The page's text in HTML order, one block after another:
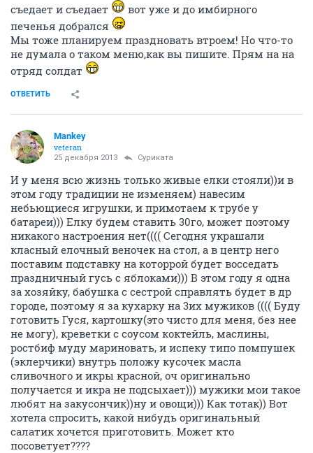
съедает и съедает
вот уже и до имбирного
печенья добрался
Мы тоже планируем праздновать втроем! Но что-то
не думала о таком меню,как вы пишите. Прям на на
отряд солдат
ОТВЕТИТЬ
Mankey
veteran
25 декабря 2013 Суриката
И у меня всю жизнь только живые елки стояли))и в
этом году традиции не изменяем) навесим
небьющиеся игрушки, и примотаем к трубе у
батареи))) Елку будем ставить 30го, может поэтому
никакого настроения нет(((( Сегодня украшали
класный елочный веночек на стол, а в центр него
поставим подставку на которрой будет восседать
праздничный гусь с яблоками))) В этом году я одна
за хозяйку, бабушка с сестрой справлять будет в др
городе, поэтому я за кухарку на 3их мужиков (((( Буду
готовить Гуся, картошку(это чисто для меня, без нее
не могу), креветки с соусом коктейль, маслины,
ростбиф муду мариновать, и испеку типо помпушек
(эклерчики) внутрь положу кусочек масла
сливочного и икры красной, оч оригинально
получается и икра не подсыхает))) мужики мои такое
любят на закусончик))ну и овощи))) Как тотак)) Вот
хотела спросить, какой нибудь оригинальный
салатик хочется приготовить. Может кто
посоветует????